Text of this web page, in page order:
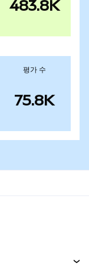
483.8K
평가 수
75.8K